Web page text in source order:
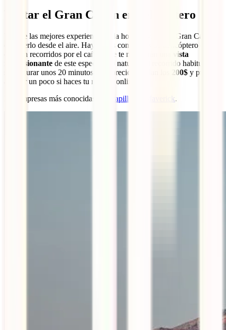
Visitar el Gran Cañón en helicóptero
Una de las mejores experiencias a la hora de visitar el Gran Cañón
es hacerlo desde el aire. Hay varias compañías de helicóptero que
ofrecen recorridos por el cañón que te mostrarán una
vista
impresionante de este espectáculo natural. El recorrido habitual
suele durar unos 20 minutos. Los precios oscilan los
200$ y puedes
ahorrar un poco si haces tu reserva online.
Las empresas más conocidas son
Papillon Maverick.